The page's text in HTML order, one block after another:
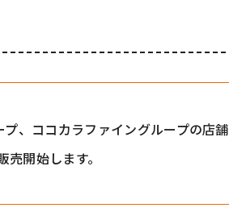
、ココカラファイングループの店舗
開始します。